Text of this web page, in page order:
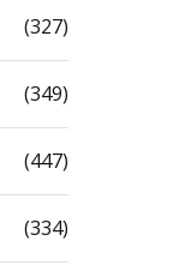
(327)
(349)
(447)
(334)